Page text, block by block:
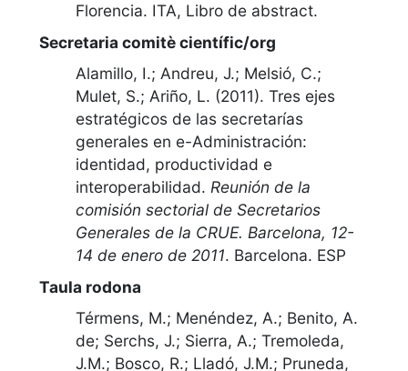
Florencia. ITA, Libro de abstract.
Secretaria comitè científic/org
Alamillo, I.; Andreu, J.; Melsió, C.;
Mulet, S.; Ariño, L. (2011).Tres ejes
estratégicos de las secretarías
generales en e-Administración:
identidad, productividad e
interoperabilidad. Reunión de la
comisión sectorial de Secretarios
Generales de la CRUE. Barcelona, 12-
14 de enero de 2011. Barcelona. ESP
Taula rodona
Térmens, M.; Menéndez, A.; Benito, A.
de; Serchs, J.; Sierra, A.; Tremoleda,
J.M.; Bosco, R.; Lladó, J.M.; Pruneda,